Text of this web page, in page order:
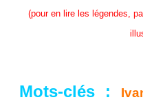
(pour en lire les légendes,
Mots-clés :